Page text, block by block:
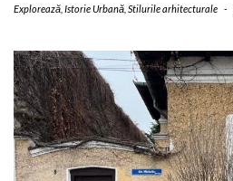
Explorează Istorie Urbană Stilurile arhitecturale -